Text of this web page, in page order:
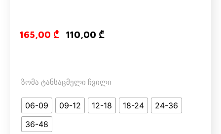
165,00 ₾ Original price
110,00 ₾Current
ზომა ტანსაცმელი ჩვილი
06-09 09-12 12-18 18-24
24-36
36-48